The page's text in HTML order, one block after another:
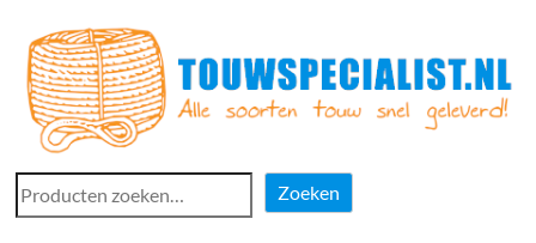
naar
inhoud
Touwspecialist.nl
Zoeken
Zoeken